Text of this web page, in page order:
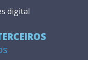
digital